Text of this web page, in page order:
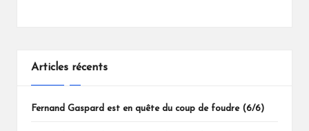
Articles récents
Fernand Gaspard est en quête du coup de foudre (6/6)